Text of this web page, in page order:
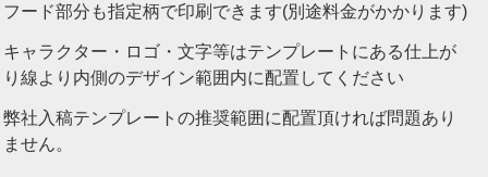
フード部分も指定柄で印刷できます(別途料金がかかります)
キャラクター・ロゴ・文字等はテンプレートにある仕上が
り線より内側のデザイン範囲内に配置してください
弊社入稿テンプレートの推奨範囲に配置頂ければ問題あり
ません。